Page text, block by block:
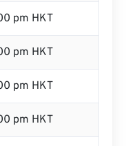
pm HKT
pm HKT
pm HKT
pm HKT